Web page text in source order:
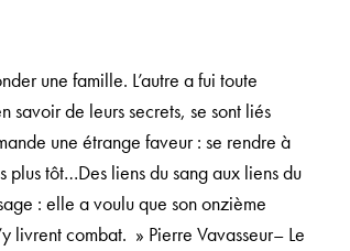
une famille. L’autre a fui toute
savoir de leurs secrets, se sont liés
une étrange faveur : se rendre à
tôt…Des liens du sang aux liens du
: elle a voulu que son onzième
livrent combat. » Pierre Vavasseur– Le